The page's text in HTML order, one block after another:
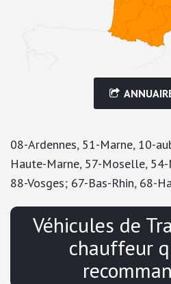
08-Ardennes, 51-Marne, 10-
Haute-Marne, 57-Moselle,
88-Vosges; 67-Bas-Rhin, 68-
Véhicules de
chauffeur